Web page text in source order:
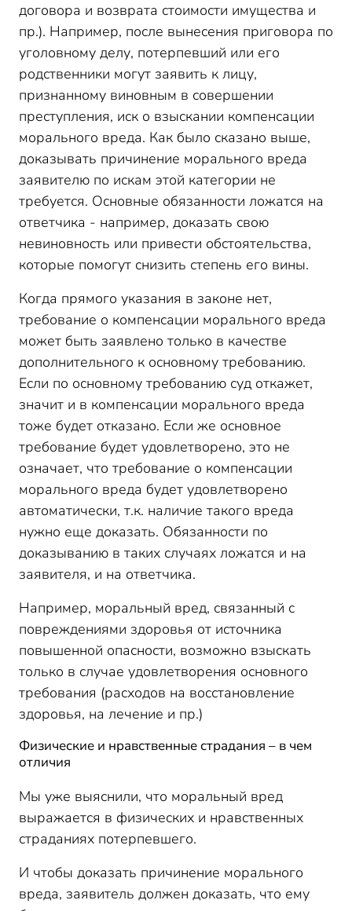
договора и возврата стоимости имущества и
пр.). Например, после вынесения приговора по
уголовному делу, потерпевший или его
родственники могут заявить к лицу,
признанному виновным в совершении
преступления, иск о взыскании компенсации
морального вреда. Как было сказано выше,
доказывать причинение морального вреда
заявителю по искам этой категории не
требуется. Основные обязанности ложатся на
ответчика - например, доказать свою
невиновность или привести обстоятельства,
которые помогут снизить степень его вины.
Когда прямого указания в законе нет,
требование о компенсации морального вреда
может быть заявлено только в качестве
дополнительного к основному требованию.
Если по основному требованию суд откажет,
значит и в компенсации морального вреда
тоже будет отказано. Если же основное
требование будет удовлетворено, это не
означает, что требование о компенсации
морального вреда будет удовлетворено
автоматически, т.к. наличие такого вреда
нужно еще доказать. Обязанности по
доказыванию в таких случаях ложатся и на
заявителя, и на ответчика.
Например, моральный вред, связанный с
повреждениями здоровья от источника
повышенной опасности, возможно взыскать
только в случае удовлетворения основного
требования (расходов на восстановление
здоровья, на лечение и пр.)
Физические и нравственные страдания – в чем
отличия
Мы уже выяснили, что моральный вред
выражается в физических и нравственных
страданиях потерпевшего.
И чтобы доказать причинение морального
вреда, заявитель должен доказать, что ему